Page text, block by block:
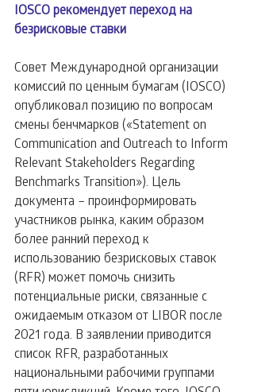
IOSCO рекомендует переход на
безрисковые ставки
Совет Международной организации
комиссий по ценным бумагам (IOSCO)
опубликовал позицию по вопросам
смены бенчмарков («Statement on
Communication and Outreach to Inform
Relevant Stakeholders Regarding
Benchmarks Transition»). Цель
документа – проинформировать
участников рынка, каким образом
более ранний переход к
использованию безрисковых ставок
(RFR) может помочь снизить
потенциальные риски, связанные с
ожидаемым отказом от LIBOR после
2021 года. В заявлении приводится
список RFR, разработанных
национальными рабочими группами